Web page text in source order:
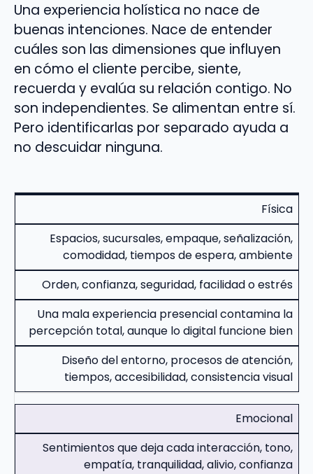
Una experiencia holística no nace de
buenas intenciones. Nace de entender
cuáles son las dimensiones que influyen
en cómo el cliente percibe, siente,
recuerda y evalúa su relación contigo. No
son independientes. Se alimentan entre sí.
Pero identificarlas por separado ayuda a
no descuidar ninguna.
Física
Espacios, sucursales, empaque, señalización,
comodidad, tiempos de espera, ambiente
Orden, confianza, seguridad, facilidad o estrés
Una mala experiencia presencial contamina la
percepción total, aunque lo digital funcione bien
Diseño del entorno, procesos de atención,
tiempos, accesibilidad, consistencia visual
Emocional
Sentimientos que deja cada interacción, tono,
empatía, tranquilidad, alivio, confianza